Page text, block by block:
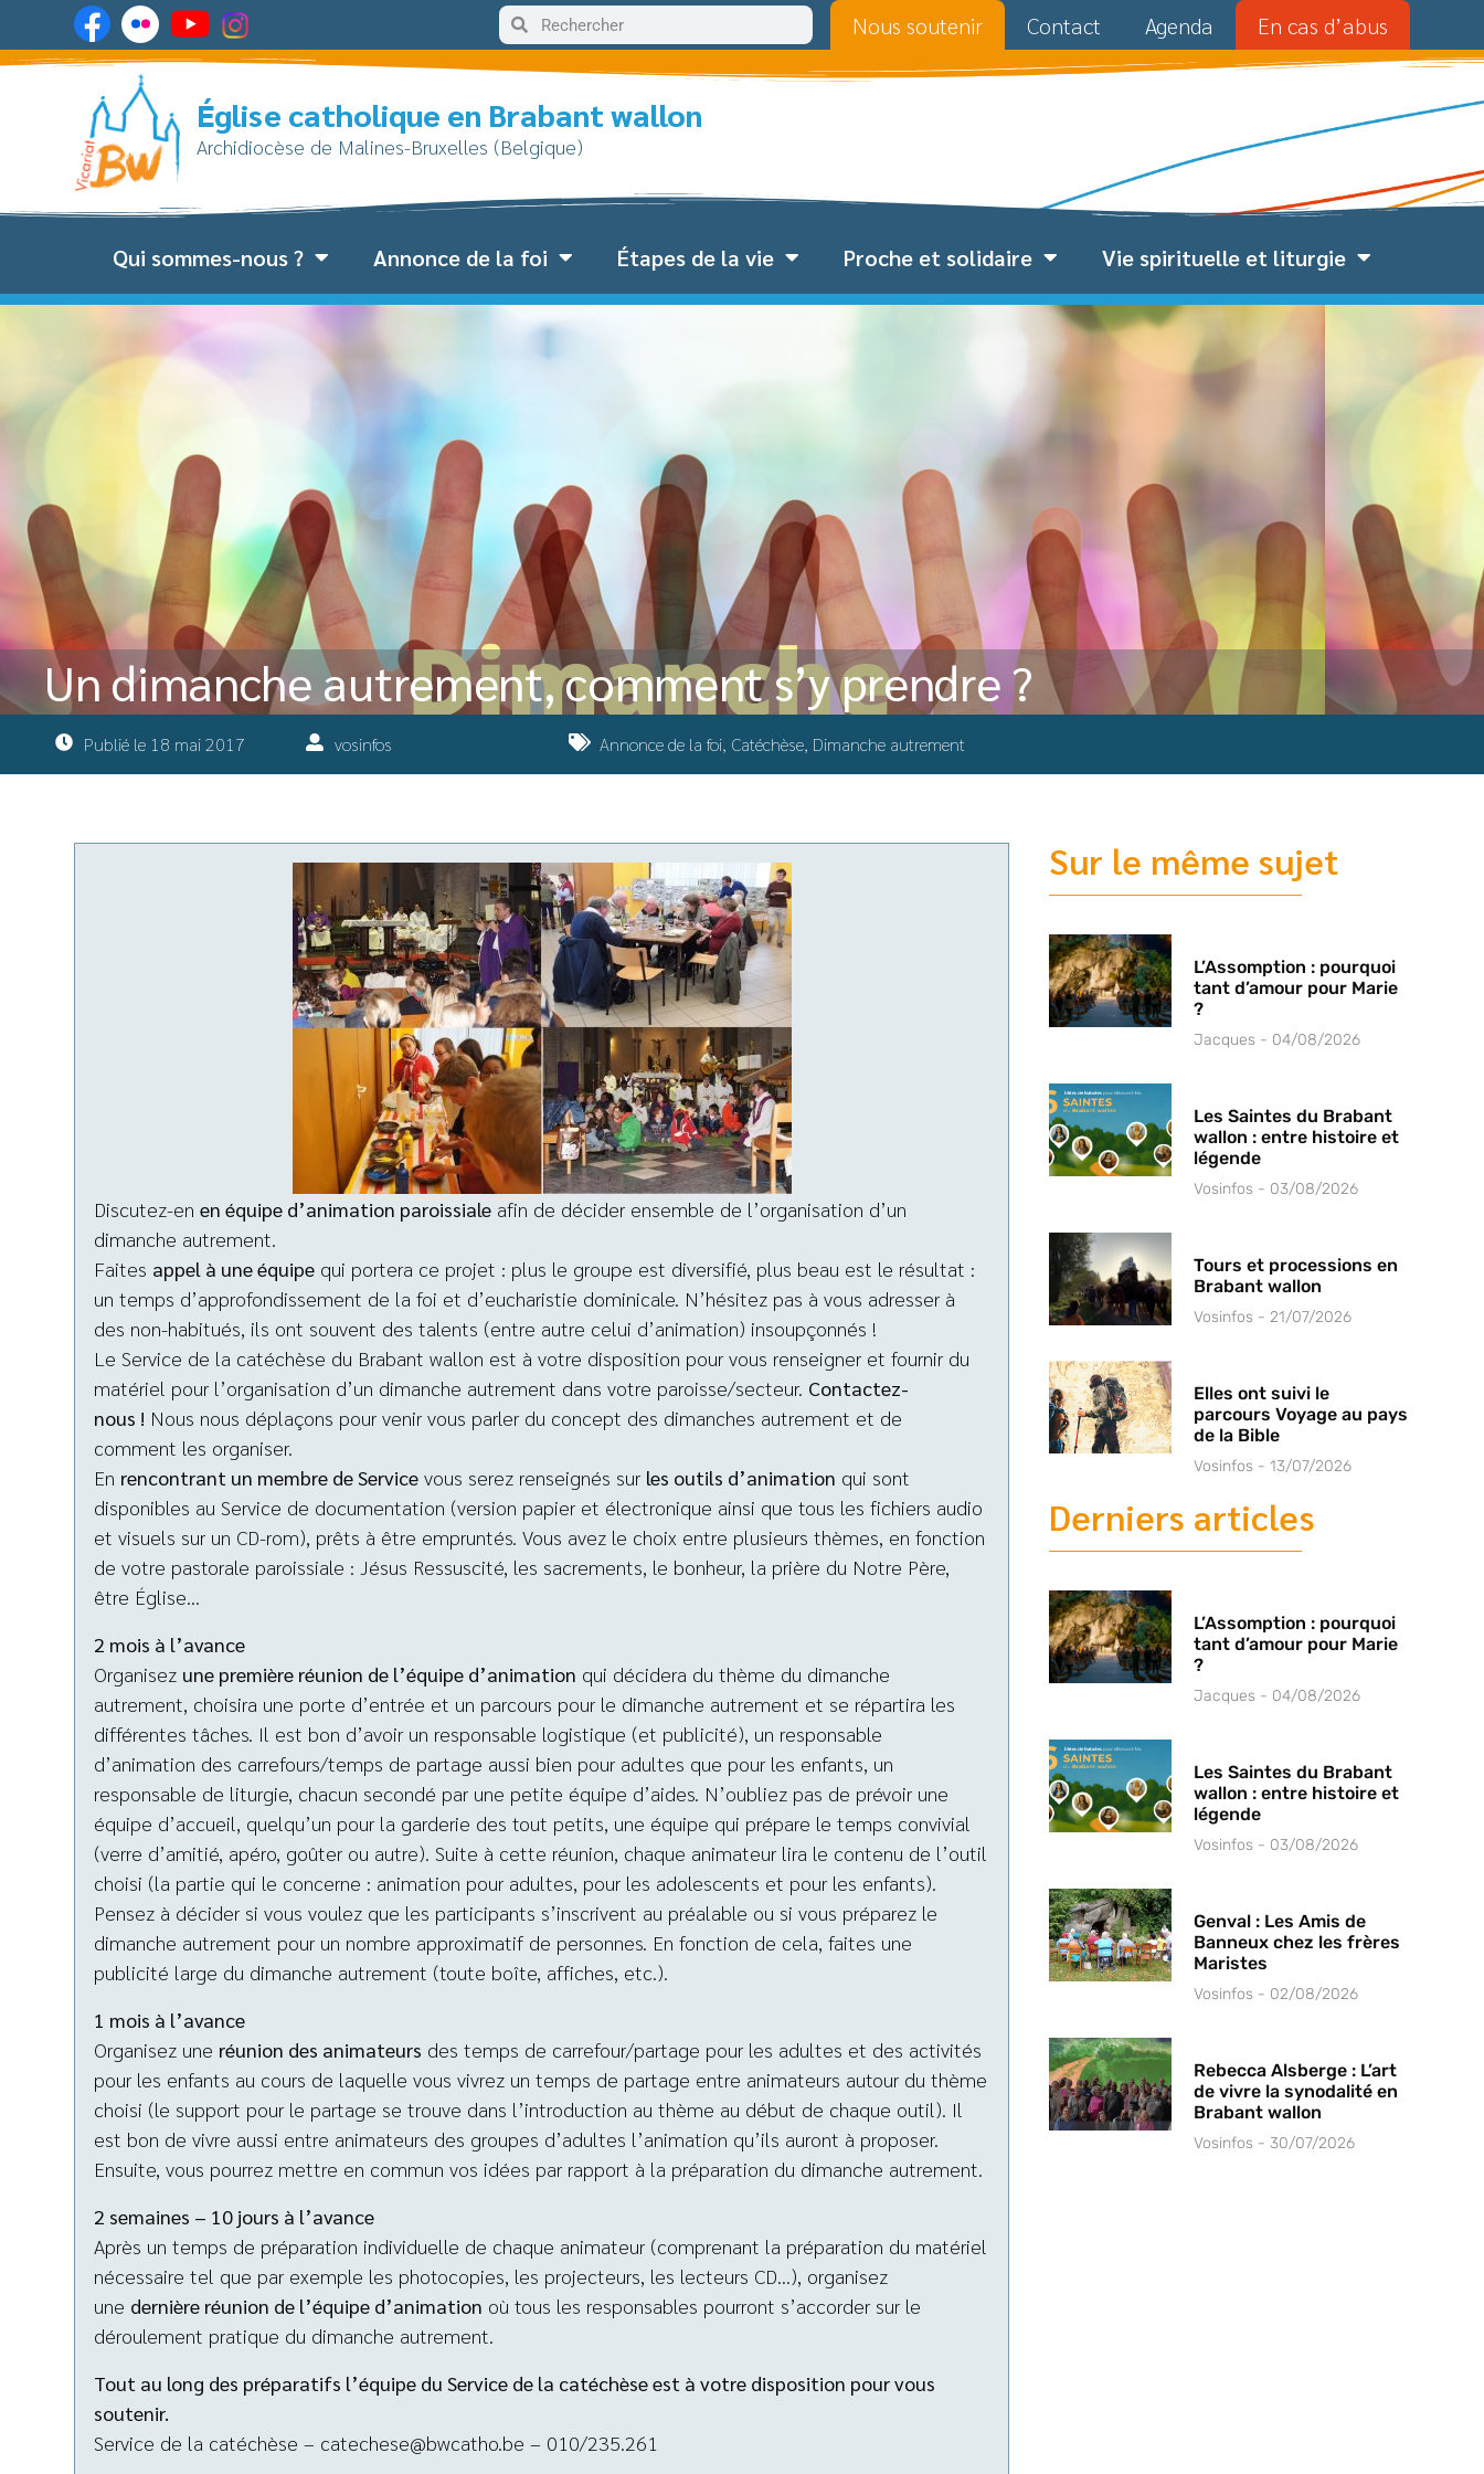
Nous soutenir Contact Agenda En cas d’abus
Église catholique en Brabant wallon
Archidiocèse de Malines-Bruxelles (Belgique)
Qui sommes-nous ? Annonce de la foi Étapes de la vie Proche et solidaire Vie spirituelle et liturgie
Un dimanche autrement, comment s’y prendre ?
Publié le 18 mai 2017 vosinfos Annonce de la foi, Catéchèse, Dimanche autrement
Discutez-enen équipe d’animation paroissiale afin de décider ensemble de l’organisation d’un
dimanche autrement.
Faites appel à une équipe qui portera ce projet : plus le groupe est diversifié, plus beau est le résultat :
un temps d’approfondissement de la foi et d’eucharistie dominicale. N’hésitez pas à vous adresser à
des non-habitués, ils ont souvent des talents (entre autre celui d’animation) insoupçonnés !
Le Service de la catéchèse du Brabant wallon est à votre disposition pour vous renseigner et fournir du
matériel pour l’organisation d’un dimanche autrement dans votre paroisse/secteur. Contactez-
nous ! Nous nous déplaçons pour venir vous parler du concept des dimanches autrement et de
comment les organiser.
En rencontrant un membre de Service vous serez renseignés sur les outils d’animation qui sont
disponibles au Service de documentation (version papier et électronique ainsi que tous les fichiers audio
et visuels sur un CD-rom), prêts à être empruntés. Vous avez le choix entre plusieurs thèmes, en fonction
de votre pastorale paroissiale : Jésus Ressuscité, les sacrements, le bonheur, la prière du Notre Père,
être Église…
2 mois à l’avance
Organisez une première réunion de l’équipe d’animation qui décidera du thème du dimanche
autrement, choisira une porte d’entrée et un parcours pour le dimanche autrement et se répartira les
différentes tâches. Il est bon d’avoir un responsable logistique (et publicité), un responsable
d’animation des carrefours/temps de partage aussi bien pour adultes que pour les enfants, un
responsable de liturgie, chacun secondé par une petite équipe d’aides. N’oubliez pas de prévoir une
équipe d’accueil, quelqu’un pour la garderie des tout petits, une équipe qui prépare le temps convivial
(verre d’amitié, apéro, goûter ou autre). Suite à cette réunion, chaque animateur lira le contenu de l’outil
choisi (la partie qui le concerne : animation pour adultes, pour les adolescents et pour les enfants).
Pensez à décider si vous voulez que les participants s’inscrivent au préalable ou si vous préparez le
dimanche autrement pour un nombre approximatif de personnes. En fonction de cela, faites une
publicité large du dimanche autrement (toute boîte, affiches, etc.).
1 mois à l’avance
Organisez une réunion des animateurs des temps de carrefour/partage pour les adultes et des activités
pour les enfants au cours de laquelle vous vivrez un temps de partage entre animateurs autour du thème
choisi (le support pour le partage se trouve dans l’introduction au thème au début de chaque outil). Il
est bon de vivre aussi entre animateurs des groupes d’adultes l’animation qu’ils auront à proposer.
Ensuite, vous pourrez mettre en commun vos idées par rapport à la préparation du dimanche autrement.
2 semaines – 10 jours à l’avance
Après un temps de préparation individuelle de chaque animateur (comprenant la préparation du matériel
nécessaire tel que par exemple les photocopies, les projecteurs, les lecteurs CD…), organisez
une dernière réunion de l’équipe d’animation où tous les responsables pourront s’accorder sur le
déroulement pratique du dimanche autrement.
Tout au long des préparatifs l’équipe du Service de la catéchèse est à votre disposition pour vous
soutenir.
Service de la catéchèse – catechese@bwcatho.be – 010/235.261
Sur le même sujet
L’Assomption : pourquoi
tant d’amour pour Marie
?
Jacques 04/08/2026
Les Saintes du Brabant
wallon : entre histoire et
légende
Vosinfos 03/08/2026
Tours et processions en
Brabant wallon
Vosinfos 21/07/2026
Elles ont suivi le
parcours Voyage au pays
de la Bible
Vosinfos 13/07/2026
Derniers articles
L’Assomption : pourquoi
tant d’amour pour Marie
?
Jacques 04/08/2026
Les Saintes du Brabant
wallon : entre histoire et
légende
Vosinfos 03/08/2026
Genval : Les Amis de
Banneux chez les frères
Maristes
Vosinfos 02/08/2026
Rebecca Alsberge : L’art
de vivre la synodalité en
Brabant wallon
Vosinfos 30/07/2026